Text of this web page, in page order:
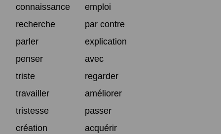
connaissance
emploi
recherche
par contre
parler
explication
penser
avec
triste
regarder
travailler
améliorer
tristesse
passer
création
acquérir